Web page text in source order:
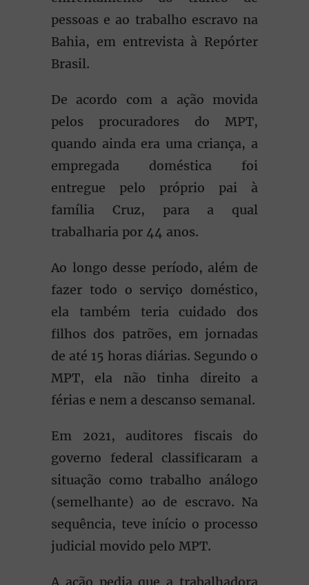
pessoas e ao trabalho escravo na
Bahia, em entrevista à Repórter
Brasil.
De acordo com a ação movida
pelos procuradores do MPT,
quando ainda era uma criança, a
empregada doméstica foi
entregue pelo próprio pai à
família Cruz, para a qual
trabalharia por 44 anos.
Ao longo desse período, além de
fazer todo o serviço doméstico,
ela também teria cuidado dos
filhos dos patrões, em jornadas
de até 15 horas diárias. Segundo o
MPT, ela não tinha direito a
férias e nem a descanso semanal.
Em 2021, auditores fiscais do
governo federal classificaram a
situação como trabalho análogo
(semelhante) ao de escravo. Na
sequência, teve início o processo
judicial movido pelo MPT.